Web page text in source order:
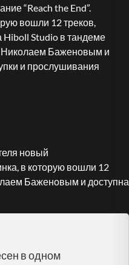
“Reach the End”.
вошли 12 треков,
Hiboll Studio в тандеме
Николаем Баженовым и
и прослушивания
новый
в которую вошли 12
Баженовым и доступна
в одном